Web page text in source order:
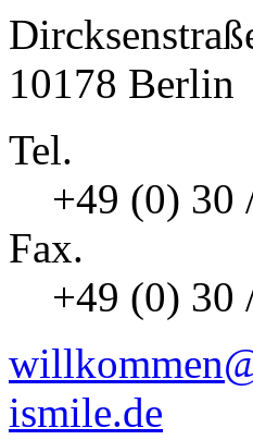
10178 Berlin
Tel.
+49 (0) 30
Fax.
+49 (0) 30
ismile.de